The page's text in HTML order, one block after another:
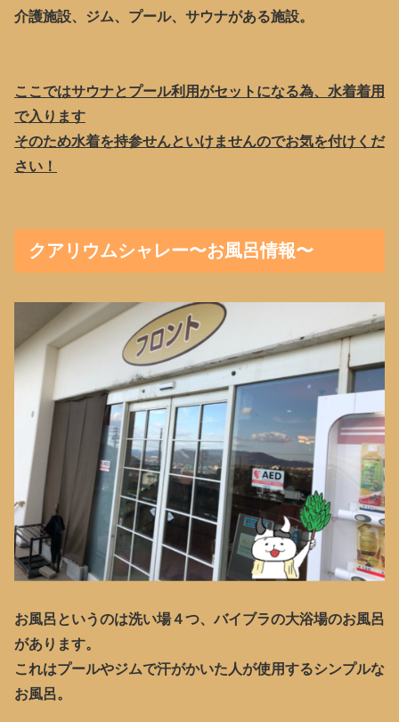
介護施設、ジム、プール、サウナがある施設。
ここではサウナとプール利用がセットになる為、水着着用
で入ります
そのため水着を持参せんといけませんのでお気を付けくだ
さい！
クアリウムシャレー〜お風呂情報〜
お風呂というのは洗い場４つ、バイブラの大浴場のお風呂
があります。
これはプールやジムで汗がかいた人が使用するシンプルな
お風呂。